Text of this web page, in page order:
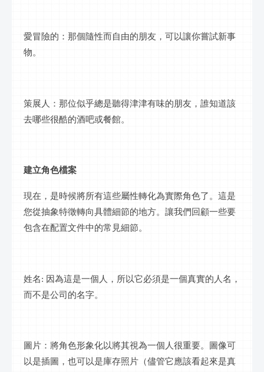
愛冒險的：那個隨性而自由的朋友，可以讓你嘗試新事
物。
策展人：那位似乎總是聽得津津有味的朋友，誰知道該
去哪些很酷的酒吧或餐館。
建立角色檔案
現在，是時候將所有這些屬性轉化為實際角色了。這是
您從抽象特徵轉向具體細節的地方。讓我們回顧一些要
包含在配置文件中的常見細節。
姓名: 因為這是一個人，所以它必須是一個真實的人名，
而不是公司的名字。
圖片：將角色形象化以將其視為一個人很重要。圖像可
以是插圖，也可以是庫存照片（儘管它應該看起來是真